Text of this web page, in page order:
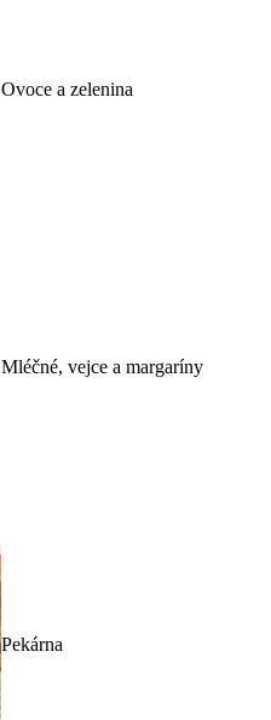
Ovoce a zelenina
Mléčné, vejce a margaríny
Pekárna